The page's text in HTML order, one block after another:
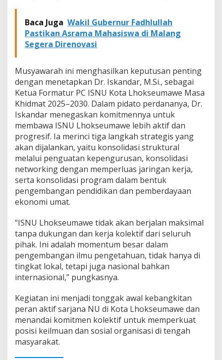
Baca Juga Wakil Gubernur Fadhlullah
Pastikan Asrama Mahasiswa di Malang
Segera Direnovasi
Musyawarah ini menghasilkan keputusan penting
dengan menetapkan Dr. Iskandar, M.Si., sebagai
Ketua Formatur PC ISNU Kota Lhokseumawe Masa
Khidmat 2025–2030. Dalam pidato perdananya, Dr.
Iskandar menegaskan komitmennya untuk
membawa ISNU Lhokseumawe lebih aktif dan
progresif. Ia merinci tiga langkah strategis yang
akan dijalankan, yaitu konsolidasi struktural
melalui penguatan kepengurusan, konsolidasi
networking dengan memperluas jaringan kerja,
serta konsolidasi program dalam bentuk
pengembangan pendidikan dan pemberdayaan
ekonomi umat.
“ISNU Lhokseumawe tidak akan berjalan maksimal
tanpa dukungan dan kerja kolektif dari seluruh
pihak. Ini adalah momentum besar dalam
pengembangan ilmu pengetahuan, tidak hanya di
tingkat lokal, tetapi juga nasional bahkan
internasional,” pungkasnya.
Kegiatan ini menjadi tonggak awal kebangkitan
peran aktif sarjana NU di Kota Lhokseumawe dan
menandai komitmen kolektif untuk memperkuat
posisi keilmuan dan sosial organisasi di tengah
masyarakat.